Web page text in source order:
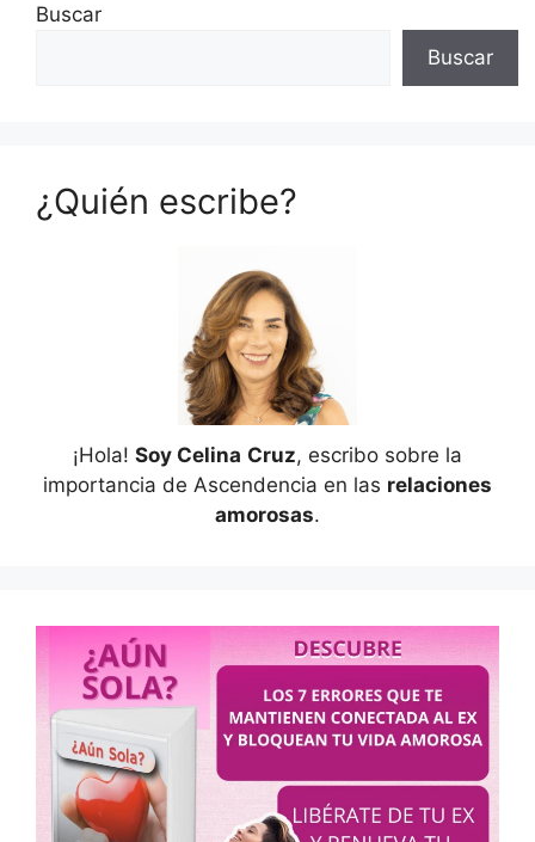
Buscar
Buscar
¿Quién escribe?
¡Hola! Soy Celina Cruz, escribo sobre la
importancia de Ascendencia en las relaciones
amorosas.